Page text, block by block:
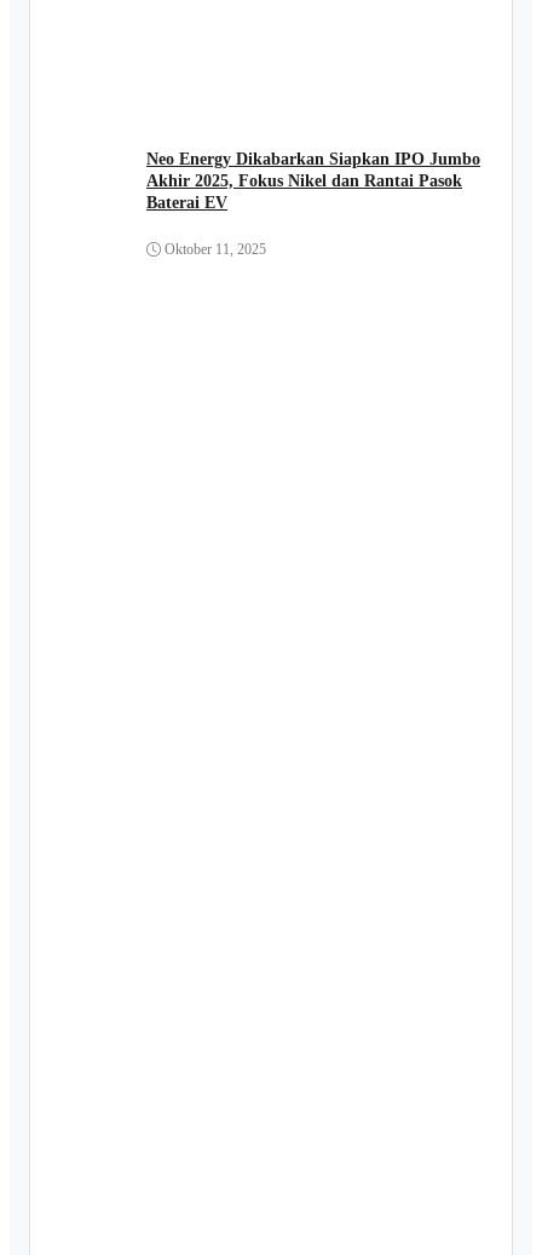
Neo Energy Dikabarkan Siapkan IPO Jumbo
Akhir 2025, Fokus Nikel dan Rantai Pasok
Baterai EV
Oktober 11, 2025